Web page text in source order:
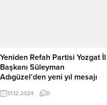
Yeniden Refah Partisi Yozgat İl
Başkanı Süleyman
Adıgüzel’den yeni yıl mesajı
31.12.2024 0